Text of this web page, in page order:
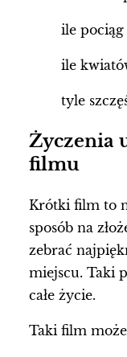
ile
ile
tyle
Życzenia
filmu
Krótki film to
sposób na
zebrać
miejscu. Taki
całe życie.
Taki film